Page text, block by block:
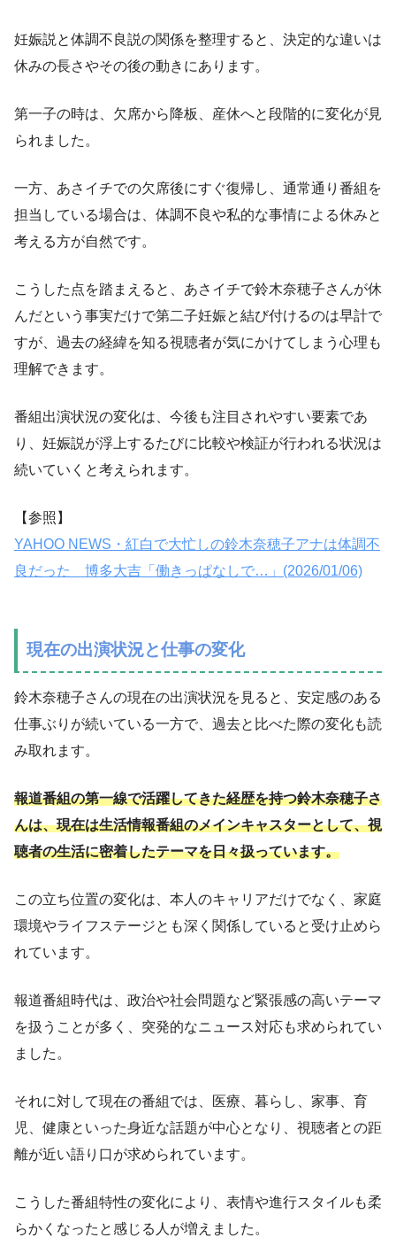
妊娠説と体調不良説の関係を整理すると、決定的な違いは
休みの長さやその後の動きにあります。
第一子の時は、欠席から降板、産休へと段階的に変化が見
られました。
一方、あさイチでの欠席後にすぐ復帰し、通常通り番組を
担当している場合は、体調不良や私的な事情による休みと
考える方が自然です。
こうした点を踏まえると、あさイチで鈴木奈穂子さんが休
んだという事実だけで第二子妊娠と結び付けるのは早計で
すが、過去の経緯を知る視聴者が気にかけてしまう心理も
理解できます。
番組出演状況の変化は、今後も注目されやすい要素であ
り、妊娠説が浮上するたびに比較や検証が行われる状況は
続いていくと考えられます。
【参照】
YAHOO NEWS・紅白で大忙しの鈴木奈穂子アナは体調不
良だった 博多大吉「働きっぱなしで…」(2026/01/06)
現在の出演状況と仕事の変化
鈴木奈穂子さんの現在の出演状況を見ると、安定感のある
仕事ぶりが続いている一方で、過去と比べた際の変化も読
み取れます。
報道番組の第一線で活躍してきた経歴を持つ鈴木奈穂子さ
んは、現在は生活情報番組のメインキャスターとして、視
聴者の生活に密着したテーマを日々扱っています。
この立ち位置の変化は、本人のキャリアだけでなく、家庭
環境やライフステージとも深く関係していると受け止めら
れています。
報道番組時代は、政治や社会問題など緊張感の高いテーマ
を扱うことが多く、突発的なニュース対応も求められてい
ました。
それに対して現在の番組では、医療、暮らし、家事、育
児、健康といった身近な話題が中心となり、視聴者との距
離が近い語り口が求められています。
こうした番組特性の変化により、表情や進行スタイルも柔
らかくなったと感じる人が増えました。